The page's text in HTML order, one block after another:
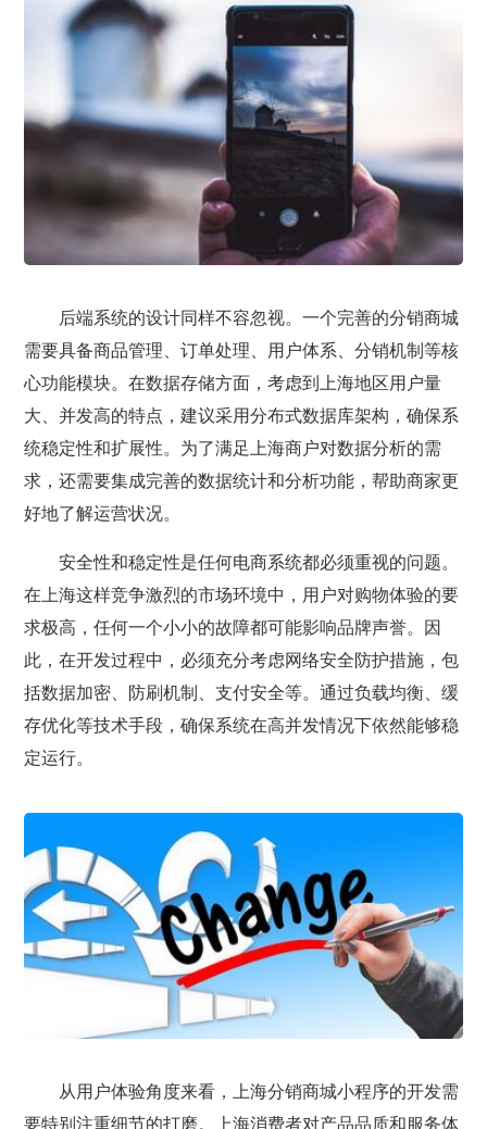
后端系统的设计同样不容忽视。一个完善的分销商城
需要具备商品管理、订单处理、用户体系、分销机制等核
心功能模块。在数据存储方面，考虑到上海地区用户量
大、并发高的特点，建议采用分布式数据库架构，确保系
统稳定性和扩展性。为了满足上海商户对数据分析的需
求，还需要集成完善的数据统计和分析功能，帮助商家更
好地了解运营状况。
安全性和稳定性是任何电商系统都必须重视的问题。
在上海这样竞争激烈的市场环境中，用户对购物体验的要
求极高，任何一个小小的故障都可能影响品牌声誉。因
此，在开发过程中，必须充分考虑网络安全防护措施，包
括数据加密、防刷机制、支付安全等。通过负载均衡、缓
存优化等技术手段，确保系统在高并发情况下依然能够稳
定运行。
从用户体验角度来看，上海分销商城小程序的开发需
要特别注重细节的打磨。上海消费者对产品品质和服务体